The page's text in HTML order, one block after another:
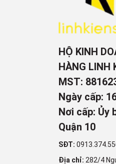
HỘ KINH
HÀNG LINH
MST:
Ngày cấp:
Nơi cấp: Ủy
Quận 10
SĐT:
Địa chỉ: 282/4